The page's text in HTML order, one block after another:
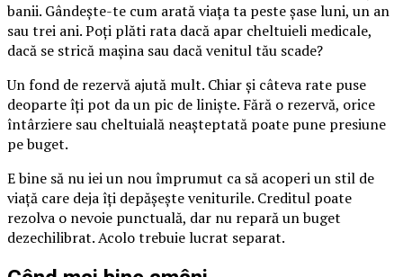
banii. Gândește-te cum arată viața ta peste șase luni, un an
sau trei ani. Poți plăti rata dacă apar cheltuieli medicale,
dacă se strică mașina sau dacă venitul tău scade?
Un fond de rezervă ajută mult. Chiar și câteva rate puse
deoparte îți pot da un pic de liniște. Fără o rezervă, orice
întârziere sau cheltuială neașteptată poate pune presiune
pe buget.
E bine să nu iei un nou împrumut ca să acoperi un stil de
viață care deja îți depășește veniturile. Creditul poate
rezolva o nevoie punctuală, dar nu repară un buget
dezechilibrat. Acolo trebuie lucrat separat.